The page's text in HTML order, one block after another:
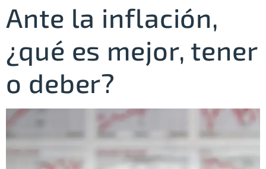
Ante la inflación,
¿qué es mejor, tener
o deber?